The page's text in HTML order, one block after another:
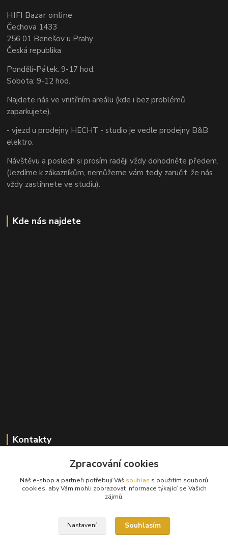
HIFI Bazar online
Čechova 1433
256 01 Benešov u Prahy
Česká republika
Pondělí-Pátek: 9-17 hod.
Sobota: 9-12 hod.
Najdete nás ve vnitřním areálu (kde i bez problémů
zaparkujete).
- vjezd u prodejny HECHT - studio je vedle prodejny B&B
elektro.
Návštěvu a poslech si prosím raději vždy dohodněte předem.
(Jezdíme k zákazníkům, nemůžeme vám tedy zaručit, že nás
vždy zastihnete ve studiu).
Kde nás najdete
Kontakty
+420 603 824 940
info@hifibazar.online
Zpracování cookies
Náš e-shop a partneři potřebují Váš souhlas s použitím souborů
cookies, aby Vám mohli zobrazovat informace týkající se Vašich
zájmů.
Nastavení Souhlasím